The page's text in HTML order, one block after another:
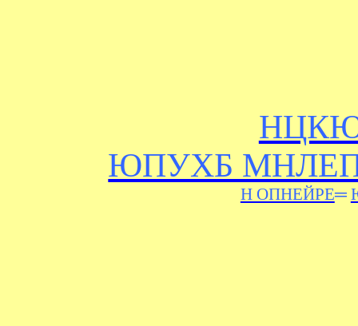
ЮПУХБ
Н ОПНЕЙРЕ═